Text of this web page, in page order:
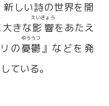
しい詩の世界を開
きな影響
えいきょう
をあたえ
の憂鬱
ゆううつ
』などを発
ている。